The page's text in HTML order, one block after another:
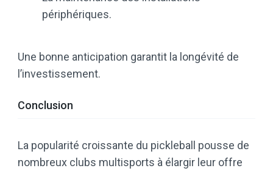
périphériques.
Une bonne anticipation garantit la longévité de
l’investissement.
Conclusion
La popularité croissante du pickleball pousse de
nombreux clubs multisports à élargir leur offre